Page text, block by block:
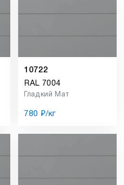
10722
RAL 7004
Гладкий Мат
780 ₽/кг